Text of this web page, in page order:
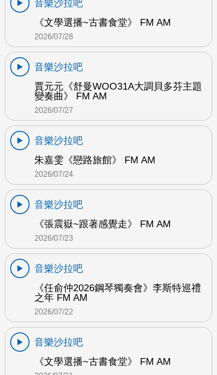
音樂沙拉吧
《文學選播~古書食堂》 FM AM
2026/07/28
音樂沙拉吧
賈元元《舒曼WOO31A大調貝多芬主題
變奏曲》 FM AM
2026/07/27
音樂沙拉吧
朱嘉雯《戀路旅館》 FM AM
2026/07/24
音樂沙拉吧
《張震嶽~跟著感覺走》 FM AM
2026/07/23
音樂沙拉吧
《任俞仲2026鋼琴獨奏會》李斯特巡禮
之年 FM AM
2026/07/22
音樂沙拉吧
《文學選播~古書食堂》 FM AM